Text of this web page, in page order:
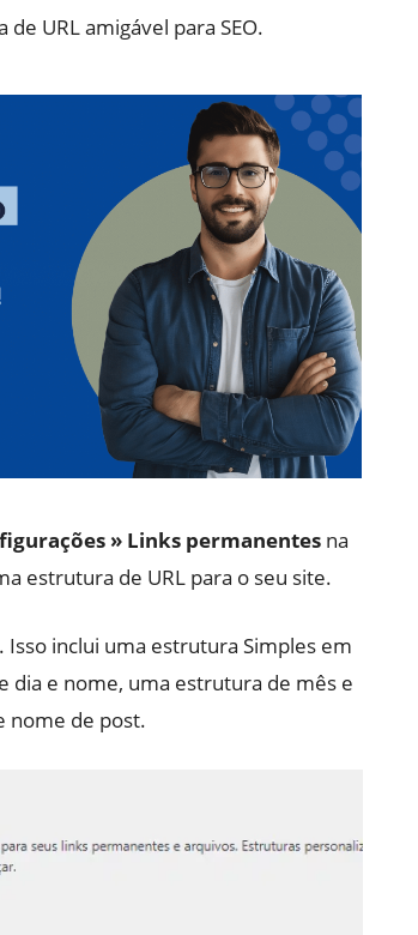
URL amigável para SEO.
» Links permanentes na
estrutura de URL para o seu site.
inclui uma estrutura Simples em
dia e nome, uma estrutura de mês e
nome de post.